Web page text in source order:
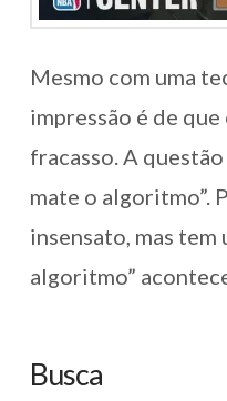
Mesmo com uma
impressão é de
fracasso. A
mate o algoritmo”.
insensato, mas tem
algoritmo”
Busca